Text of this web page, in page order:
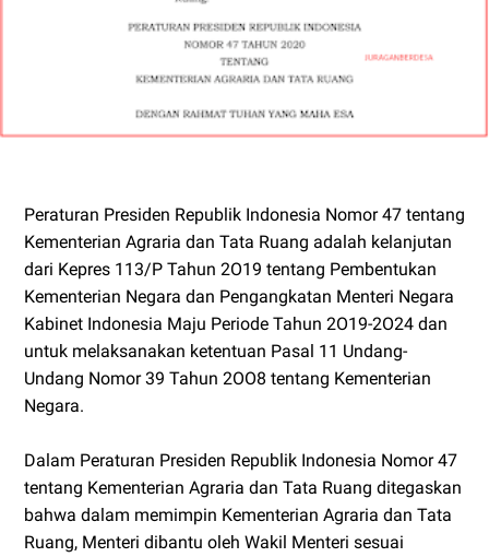
Peraturan Presiden Republik Indonesia Nomor 47 tentang
Kementerian Agraria dan Tata Ruang adalah kelanjutan
dari Kepres 113/P Tahun 2O19 tentang Pembentukan
Kementerian Negara dan Pengangkatan Menteri Negara
Kabinet Indonesia Maju Periode Tahun 2O19-2O24 dan
untuk melaksanakan ketentuan Pasal 11 Undang-
Undang Nomor 39 Tahun 2OO8 tentang Kementerian
Negara.
Dalam Peraturan Presiden Republik Indonesia Nomor 47
tentang Kementerian Agraria dan Tata Ruang ditegaskan
bahwa dalam memimpin Kementerian Agraria dan Tata
Ruang, Menteri dibantu oleh Wakil Menteri sesuai